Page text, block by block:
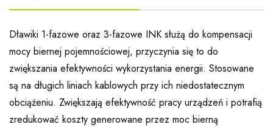
Dławiki 1-fazowe oraz 3-fazowe INK służą do kompensacji
mocy biernej pojemnościowej, przyczynia się to do
zwiększania efektywności wykorzystania energii. Stosowane
są na długich liniach kablowych przy ich niedostatecznym
obciążeniu. Zwiększają efektywność pracy urządzeń i potrafią
zredukować koszty generowane przez moc bierną